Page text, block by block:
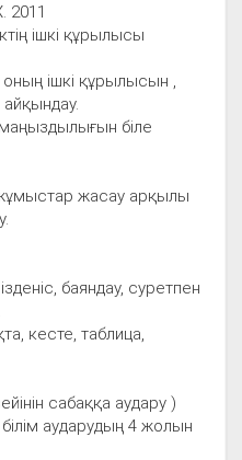
2011
ішкі құрылысы
оның ішкі құрылысын ,
маңыздылығын біле
жасау арқылы
баяндау, суретпен
кесте, таблица,
сабаққа аудару )
аударудың 4 жолын